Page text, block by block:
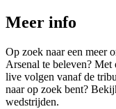
Meer info
Op zoek naar een meer
Arsenal te beleven? Met
live volgen vanaf de
naar op zoek bent?
wedstrijden.